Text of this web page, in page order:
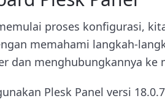
proses konfigurasi,
memahami langkah-
dan menghubungkannya ke
Plesk Panel versi